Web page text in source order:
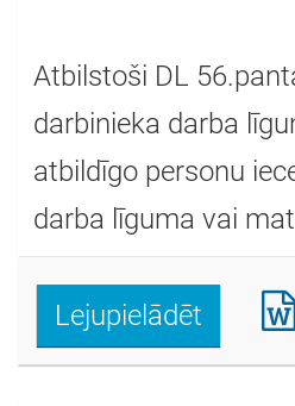
Atbilstoši DL
darbinieka darba
atbildīgo personu
darba līguma vai
Lejupielādēt